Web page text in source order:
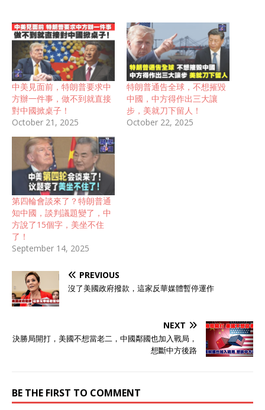
中美見面前，特朗普要求中
方辦一件事，做不到就直接
對中國掀桌子！
October 21, 2025
特朗普通告全球，不想摧毀
中國，中方得作出三大讓
步，美就刀下留人！
October 22, 2025
第四輪會談來了？特朗普通
知中國，談判議題變了，中
方說了15個字，美坐不住
了！
September 14, 2025
PREVIOUS
沒了美國政府撥款，這家反華媒體暫停運作
NEXT
決勝局開打，美國不想當老二，中國鄰國也加入戰局，
想斷中方後路
BE THE FIRST TO COMMENT